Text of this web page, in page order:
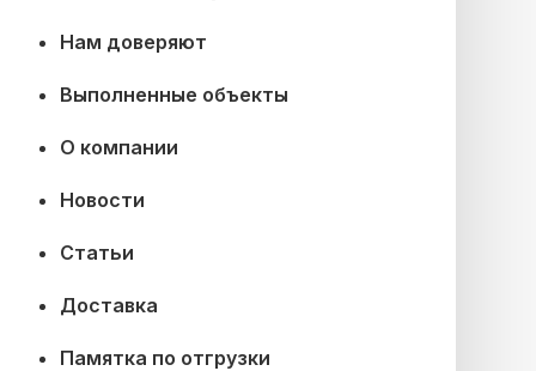
Нам доверяют
Выполненные объекты
О компании
Новости
Статьи
Доставка
Памятка по отгрузки